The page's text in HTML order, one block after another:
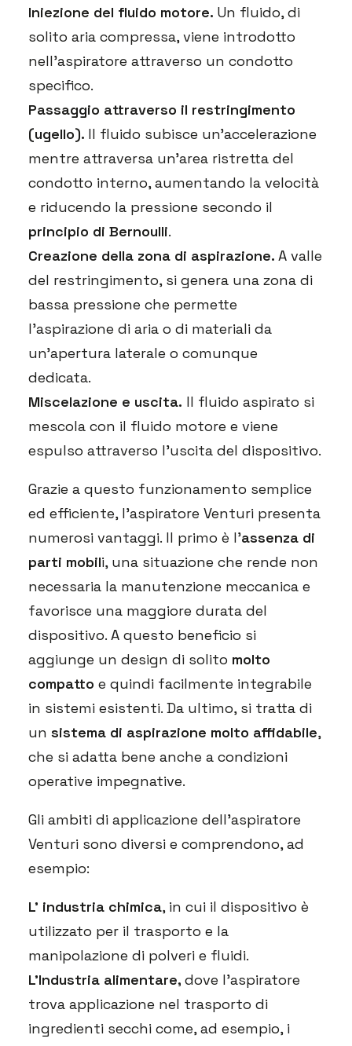
Iniezione del fluido motore. Un fluido, di
solito aria compressa, viene introdotto
nell’aspiratore attraverso un condotto
specifico.
Passaggio attraverso il restringimento
(ugello). Il fluido subisce un’accelerazione
mentre attraversa un’area ristretta del
condotto interno, aumentando la velocità
e riducendo la pressione secondo il
principio di Bernoulli.
Creazione della zona di aspirazione. A valle
del restringimento, si genera una zona di
bassa pressione che permette
l’aspirazione di aria o di materiali da
un’apertura laterale o comunque
dedicata.
Miscelazione e uscita. Il fluido aspirato si
mescola con il fluido motore e viene
espulso attraverso l’uscita del dispositivo.
Grazie a questo funzionamento semplice
ed efficiente, l’aspiratore Venturi presenta
numerosi vantaggi. Il primo è l’assenza di
parti mobili, una situazione che rende non
necessaria la manutenzione meccanica e
favorisce una maggiore durata del
dispositivo. A questo beneficio si
aggiunge un design di solito molto
compatto e quindi facilmente integrabile
in sistemi esistenti. Da ultimo, si tratta di
un sistema di aspirazione molto affidabile,
che si adatta bene anche a condizioni
operative impegnative.
Gli ambiti di applicazione dell’aspiratore
Venturi sono diversi e comprendono, ad
esempio:
L’ industria chimica, in cui il dispositivo è
utilizzato per il trasporto e la
manipolazione di polveri e fluidi.
L’Industria alimentare, dove l’aspiratore
trova applicazione nel trasporto di
ingredienti secchi come, ad esempio, i